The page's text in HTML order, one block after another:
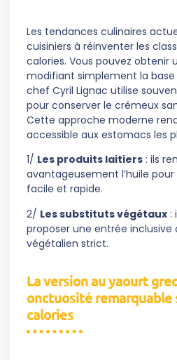
Les tendances culinaires
cuisiniers à réinventer les
calories. Vous pouvez
modifiant simplement la base
chef Cyril Lignac utilise
pour conserver le crémeux
Cette approche moderne
accessible aux estomacs les
1/ Les produits laitiers : ils
avantageusement l’huile
facile et rapide.
2/ Les substituts végétaux :
proposer une entrée
végétalien strict.
La version au yaourt
onctuosité remarquable
calories